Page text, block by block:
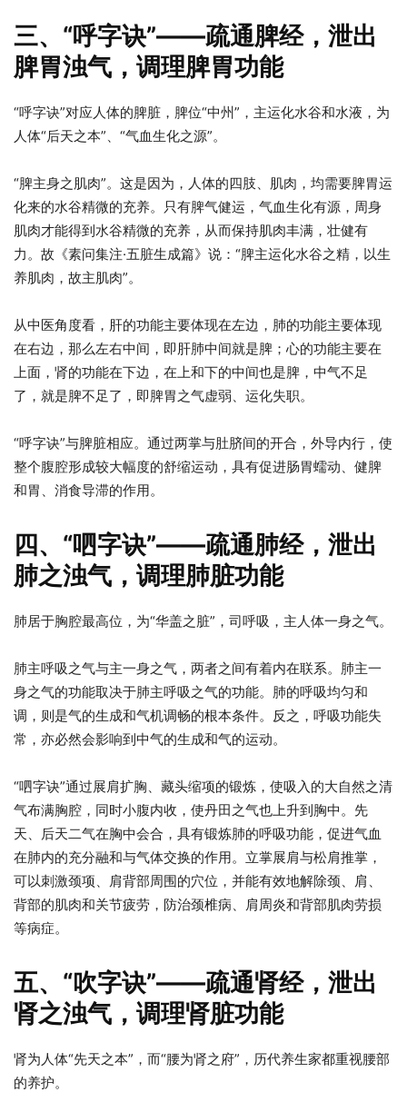
三、“呼字诀”——疏通脾经，泄出
脾胃浊气，调理脾胃功能
“呼字诀”对应人体的脾脏，脾位“中州”，主运化水谷和水液，为
人体“后天之本”、“气血生化之源”。
“脾主身之肌肉”。这是因为，人体的四肢、肌肉，均需要脾胃运
化来的水谷精微的充养。只有脾气健运，气血生化有源，周身
肌肉才能得到水谷精微的充养，从而保持肌肉丰满，壮健有
力。故《素问集注·五脏生成篇》说：“脾主运化水谷之精，以生
养肌肉，故主肌肉”。
从中医角度看，肝的功能主要体现在左边，肺的功能主要体现
在右边，那么左右中间，即肝肺中间就是脾；心的功能主要在
上面，肾的功能在下边，在上和下的中间也是脾，中气不足
了，就是脾不足了，即脾胃之气虚弱、运化失职。
“呼字诀”与脾脏相应。通过两掌与肚脐间的开合，外导内行，使
整个腹腔形成较大幅度的舒缩运动，具有促进肠胃蠕动、健脾
和胃、消食导滞的作用。
四、“呬字诀”——疏通肺经，泄出
肺之浊气，调理肺脏功能
肺居于胸腔最高位，为“华盖之脏”，司呼吸，主人体一身之气。
肺主呼吸之气与主一身之气，两者之间有着内在联系。肺主一
身之气的功能取决于肺主呼吸之气的功能。肺的呼吸均匀和
调，则是气的生成和气机调畅的根本条件。反之，呼吸功能失
常，亦必然会影响到中气的生成和气的运动。
“呬字诀”通过展肩扩胸、藏头缩项的锻炼，使吸入的大自然之清
气布满胸腔，同时小腹内收，使丹田之气也上升到胸中。先
天、后天二气在胸中会合，具有锻炼肺的呼吸功能，促进气血
在肺内的充分融和与气体交换的作用。立掌展肩与松肩推掌，
可以刺激颈项、肩背部周围的穴位，并能有效地解除颈、肩、
背部的肌肉和关节疲劳，防治颈椎病、肩周炎和背部肌肉劳损
等病症。
五、“吹字诀”——疏通肾经，泄出
肾之浊气，调理肾脏功能
肾为人体“先天之本”，而“腰为肾之府”，历代养生家都重视腰部
的养护。